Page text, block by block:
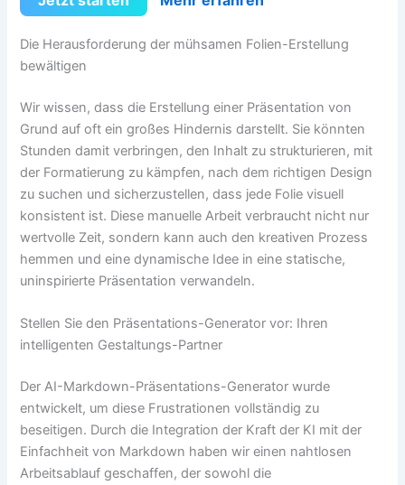
Die Herausforderung der mühsamen Folien-Erstellung
bewältigen
Wir wissen, dass die Erstellung einer Präsentation von
Grund auf oft ein großes Hindernis darstellt. Sie könnten
Stunden damit verbringen, den Inhalt zu strukturieren, mit
der Formatierung zu kämpfen, nach dem richtigen Design
zu suchen und sicherzustellen, dass jede Folie visuell
konsistent ist. Diese manuelle Arbeit verbraucht nicht nur
wertvolle Zeit, sondern kann auch den kreativen Prozess
hemmen und eine dynamische Idee in eine statische,
uninspirierte Präsentation verwandeln.
Stellen Sie den Präsentations-Generator vor: Ihren
intelligenten Gestaltungs-Partner
Der AI-Markdown-Präsentations-Generator wurde
entwickelt, um diese Frustrationen vollständig zu
beseitigen. Durch die Integration der Kraft der KI mit der
Einfachheit von Markdown haben wir einen nahtlosen
Arbeitsablauf geschaffen, der sowohl die